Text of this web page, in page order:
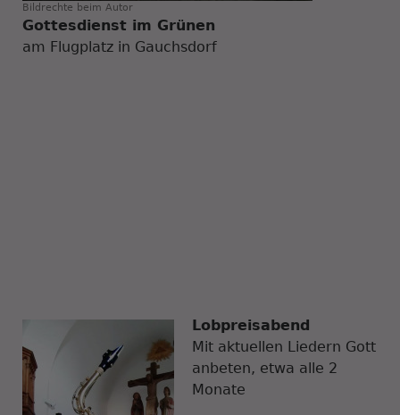
Bildrechte beim Autor
Gottesdienst im Grünen
am Flugplatz in Gauchsdorf
Lobpreisabend
Mit aktuellen Liedern Gott
anbeten, etwa alle 2
Monate